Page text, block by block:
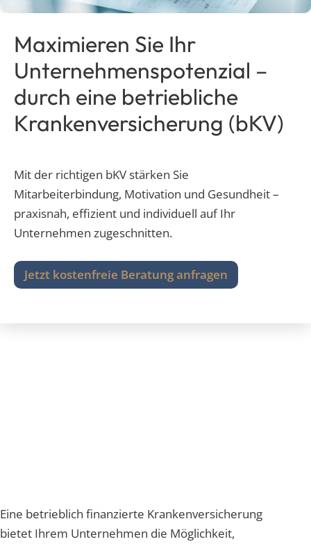
Maximieren Sie Ihr
Unternehmenspotenzial –
durch eine betriebliche
Krankenversicherung (bKV)
Mit der richtigen bKV stärken Sie
Mitarbeiterbindung, Motivation und Gesundheit –
praxisnah, effizient und individuell auf Ihr
Unternehmen zugeschnitten.
Jetzt kostenfreie Beratung anfragen
Eine betrieblich finanzierte Krankenversicherung
bietet Ihrem Unternehmen die Möglichkeit,